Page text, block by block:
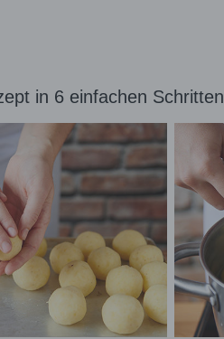
in 6 einfachen Schritten